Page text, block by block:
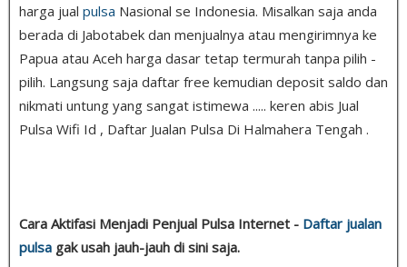
harga jual pulsa Nasional se Indonesia. Misalkan saja anda
berada di Jabotabek dan menjualnya atau mengirimnya ke
Papua atau Aceh harga dasar tetap termurah tanpa pilih -
pilih. Langsung saja daftar free kemudian deposit saldo dan
nikmati untung yang sangat istimewa ..... keren abis Jual
Pulsa Wifi Id , Daftar Jualan Pulsa Di Halmahera Tengah .
Cara Aktifasi Menjadi Penjual Pulsa Internet - Daftar jualan
pulsa gak usah jauh-jauh di sini saja.